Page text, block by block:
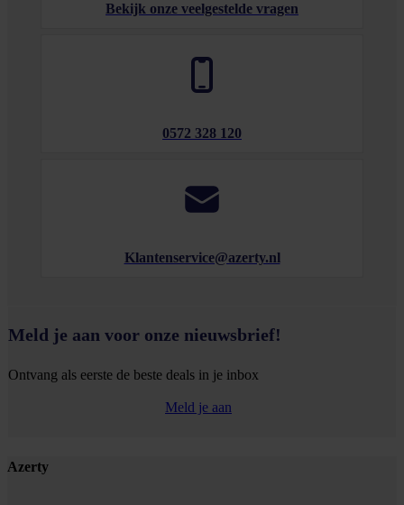
Bekijk onze veelgestelde vragen
0572 328 120
Klantenservice@azerty.nl
Meld je aan voor onze nieuwsbrief!
Ontvang als eerste de beste deals in je inbox
Meld je aan
Footer
Azerty